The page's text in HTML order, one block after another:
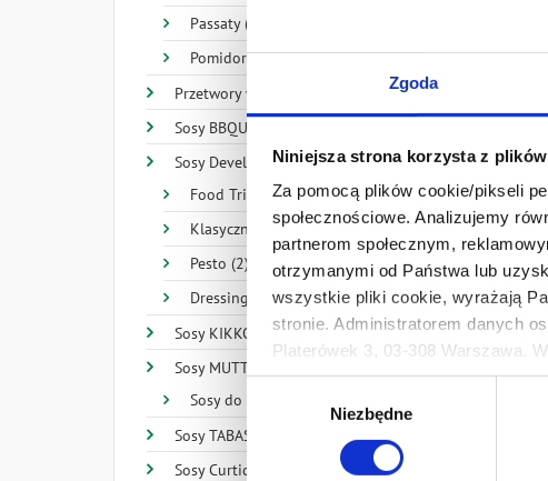
Zgoda
Niniejsza strona korzysta z
Za pomocą plików cookie/pikseli
społecznościowe. Analizujemy
partnerom społecznym,
otrzymanymi od Państwa lub
wszystkie pliki cookie, wyrażają
stronie. Administratorem danych
Platerówek 3, 03-308 Warszawa.
Prywatności.
Ten baner umożliwia ustawienie
przetwarzaniu danych osobowych
Niezbędne
Passaty (4)
Pomidory (8)
Przetwory warzywne (10)
Sosy BBQUE (4)
Sosy Develey (32)
Food Trip (14)
Klasyczne (11)
Pesto (2)
Dressingi (4)
Sosy KIKKOMAN (28)
Sosy MUTTI (15)
Sosy do pizzy (3)
Sosy TABASCO® Brand (20)
Sosy Curtice Brothers (3)
woda,
substancja